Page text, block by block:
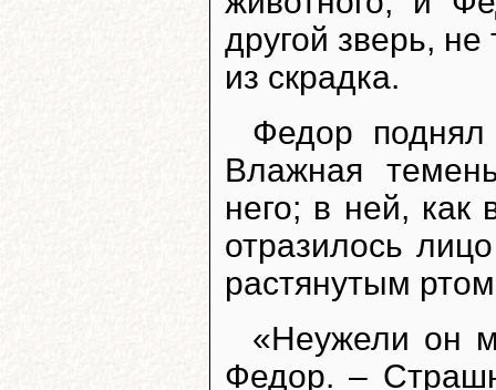
другой зверь,
из скрадка.
Федор
Влажная
него; в ней, как
отразилось
растянутым
«Неужели он
Федор. –